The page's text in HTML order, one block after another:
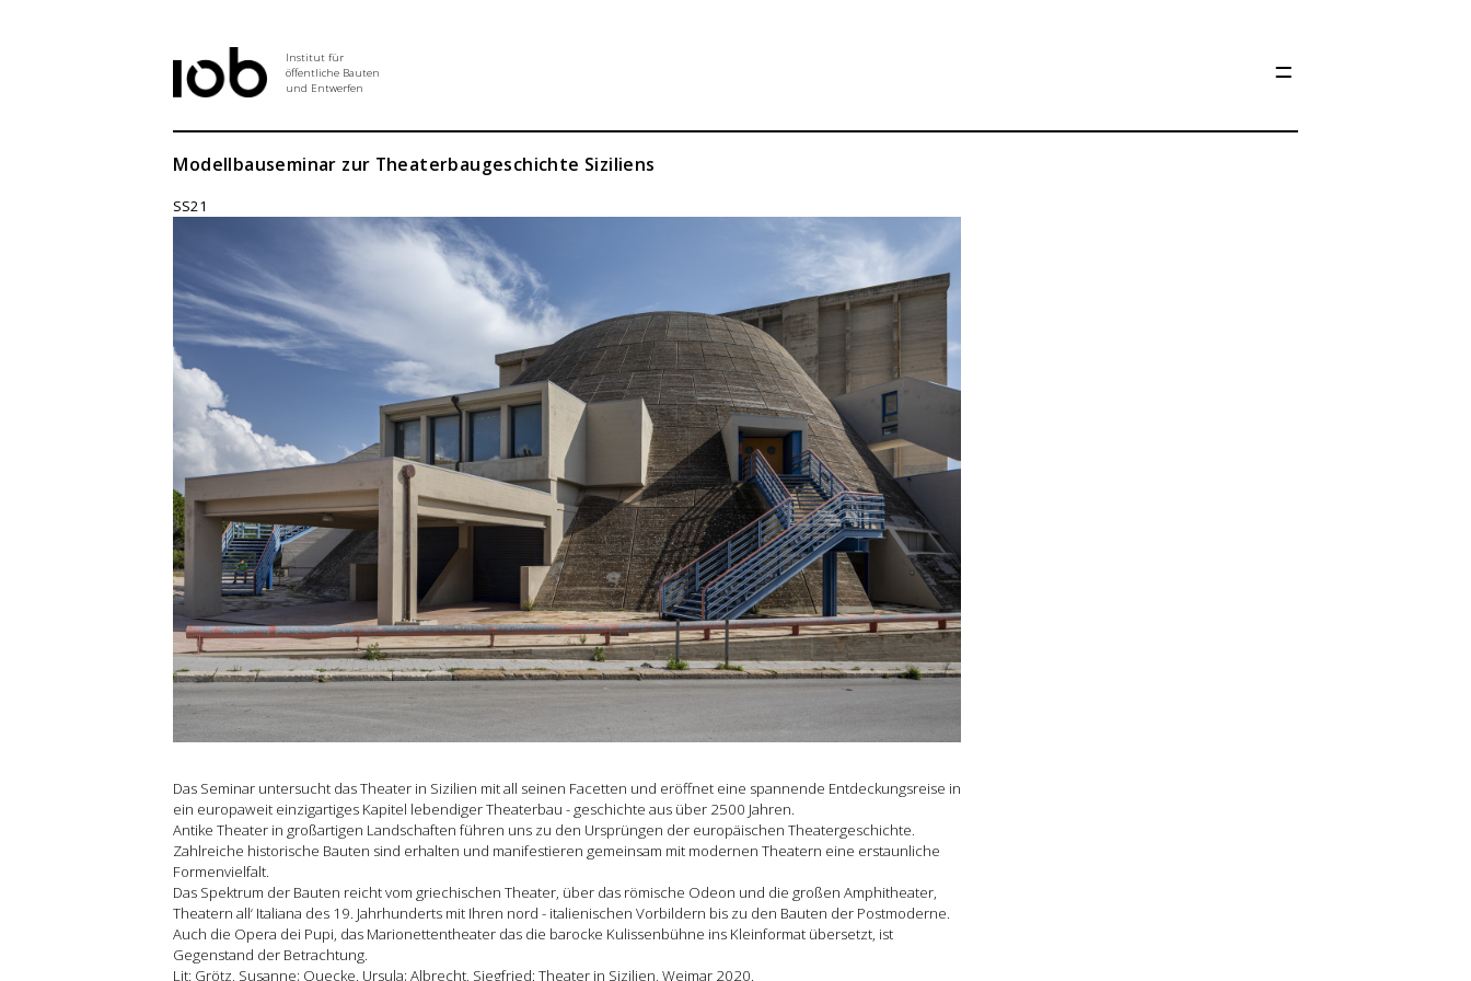
Institut für
öffentliche Bauten
und Entwerfen
Institut
Entwurf
Seminar
Abschlussarbeiten
Grundlehre
Forschung
Publikationen
Kontakt
Modellbauseminar zur Theaterbaugeschichte Siziliens
SS21
Das Seminar untersucht das Theater in Sizilien mit all seinen Facetten und eröffnet eine spannende Entdeckungsreise in
ein europaweit einzigartiges Kapitel lebendiger Theaterbau - geschichte aus über 2500 Jahren.
Antike Theater in großartigen Landschaften führen uns zu den Ursprüngen der europäischen Theatergeschichte.
Zahlreiche historische Bauten sind erhalten und manifestieren gemeinsam mit modernen Theatern eine erstaunliche
Formenvielfalt.
Das Spektrum der Bauten reicht vom griechischen Theater, über das römische Odeon und die großen Amphitheater,
Theatern all‘ Italiana des 19. Jahrhunderts mit Ihren nord - italienischen Vorbildern bis zu den Bauten der Postmoderne.
Auch die Opera dei Pupi, das Marionettentheater das die barocke Kulissenbühne ins Kleinformat übersetzt, ist
Gegenstand der Betrachtung.
Lit: Grötz, Susanne; Quecke, Ursula; Albrecht, Siegfried: Theater in Sizilien, Weimar 2020.